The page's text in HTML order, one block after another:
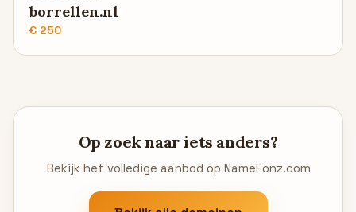
borrellen.nl
€ 250
Op zoek naar iets anders?
Bekijk het volledige aanbod op NameFonz.com